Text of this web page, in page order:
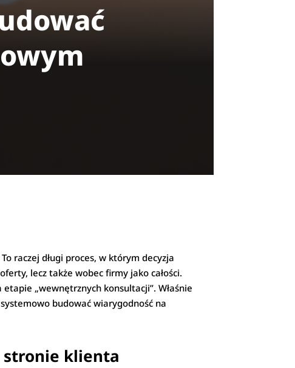
raczej długi proces, w którym decyzja
lecz także wobec firmy jako całości.
„wewnętrznych konsultacji”. Właśnie
budować wiarygodność na
stronie klienta